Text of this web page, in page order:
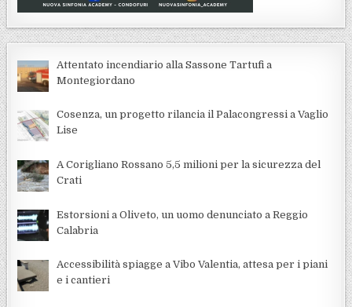
Attentato incendiario alla Sassone Tartufi a
Montegiordano
Cosenza, un progetto rilancia il Palacongressi a Vaglio
Lise
A Corigliano Rossano 5,5 milioni per la sicurezza del
Crati
Estorsioni a Oliveto, un uomo denunciato a Reggio
Calabria
Accessibilità spiagge a Vibo Valentia, attesa per i piani
e i cantieri